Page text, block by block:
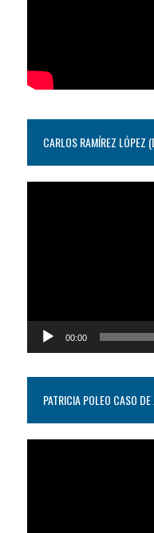
CARLOS RAMÍREZ LÓPEZ
00:00
PATRICIA POLEO CASO